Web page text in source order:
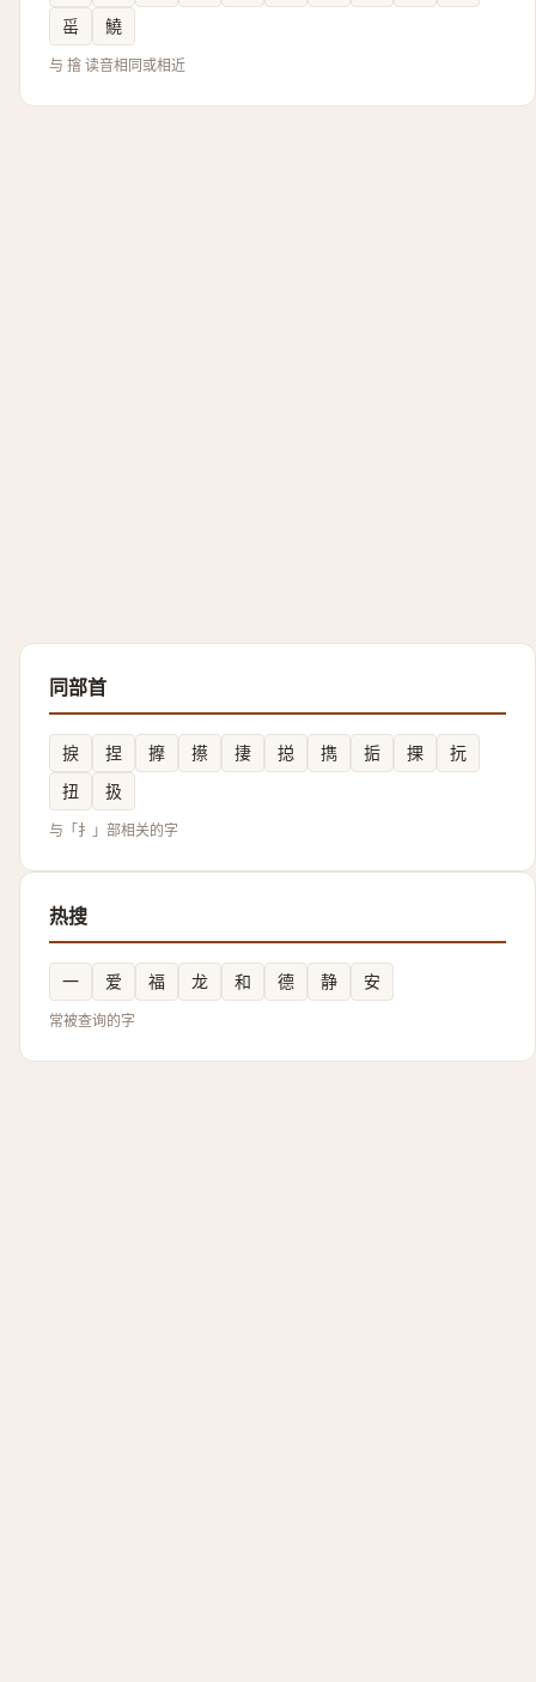
䍃
鱙
与 摿 读音相同或相近
同部首
捩 捏 擵 攃 捿 搃 擕 㧨 捰
抏
扭
扱
与「扌」部相关的字
热搜
一 爱 福 龙 和 德 静 安
常被查询的字